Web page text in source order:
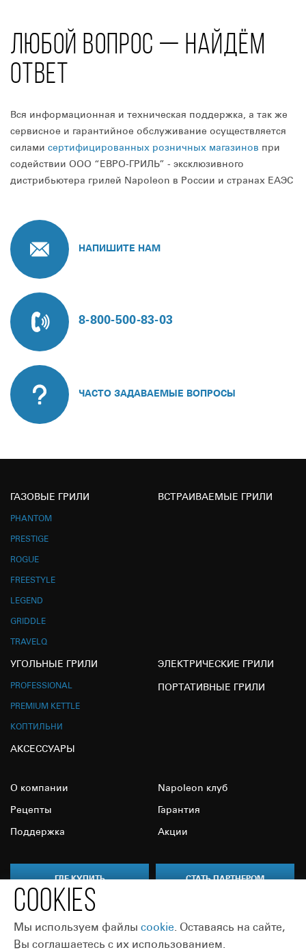
ЛЮБОЙ ВОПРОС — НАЙДЁМ
ОТВЕТ
Вся информационная и техническая поддержка, а так же
сервисное и гарантийное обслуживание осуществляется
силами сертифицированных розничных магазинов при
содействии ООО “ЕВРО-ГРИЛЬ” - эксклюзивного
дистрибьютера грилей Napoleon в России и странах ЕАЭС
НАПИШИТЕ НАМ
8-800-500-83-03
ЧАСТО ЗАДАВАЕМЫЕ ВОПРОСЫ
ГАЗОВЫЕ ГРИЛИ
PHANTOM
PRESTIGE
ROGUE
FREESTYLE
LEGEND
GRIDDLE
TRAVELQ
ВСТРАИВАЕМЫЕ ГРИЛИ
УГОЛЬНЫЕ ГРИЛИ
PROFESSIONAL
PREMIUM KETTLE
КОПТИЛЬНИ
ЭЛЕКТРИЧЕСКИЕ ГРИЛИ
ПОРТАТИВНЫЕ ГРИЛИ
АКСЕССУАРЫ
О компании Napoleon клуб
Рецепты Гарантия
Поддержка Акции
ГДЕ КУПИТЬ СТАТЬ ПАРТНЕРОМ
COOKIES
Мы используем файлы сookie. Оставаясь на сайте,
Вы соглашаетесь с их использованием.